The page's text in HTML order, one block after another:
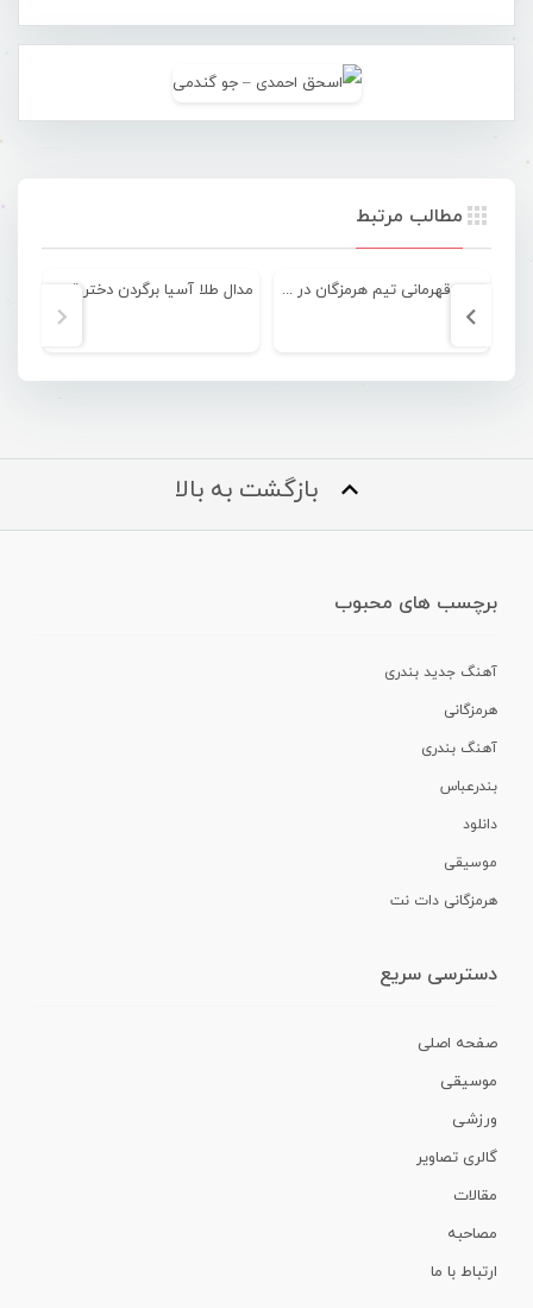
مطالب مرتبط
نایب قهرمانی تیم هرمزگان در مسابقات دراگون بوت استخری بانوان کشور
بازگشت به بالا
برچسب های محبوب
آهنگ جدید بندری
هرمزگانی
آهنگ بندری
بندرعباس
دانلود
موسیقی
هرمزگانی دات نت
دسترسی سریع
صفحه اصلی
موسیقی
ورزشی
گالری تصاویر
مقالات
مصاحبه
ارتباط با ما